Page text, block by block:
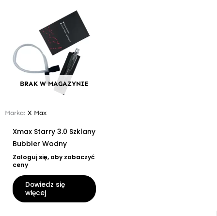
BRAK W MAGAZYNIE
Marka: X Max
Xmax Starry 3.0 Szklany
Bubbler Wodny
Zaloguj się, aby zobaczyć
ceny
Dowiedz się
więcej